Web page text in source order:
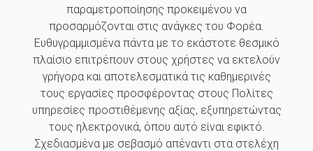
παραμετροποίησης προκειμένου να
προσαρμόζονται στις ανάγκες του Φορέα.
Ευθυγραμμισμένα πάντα με το εκάστοτε θεσμικό
πλαίσιο επιτρέπουν στους χρήστες να εκτελούν
γρήγορα και αποτελεσματικά τις καθημερινές
τους εργασίες προσφέροντας στους Πολίτες
υπηρεσίες προστιθέμενης αξίας, εξυπηρετώντας
τους ηλεκτρονικά, όπου αυτό είναι εφικτό.
Σχεδιασμένα με σεβασμό απέναντι στα στελέχη